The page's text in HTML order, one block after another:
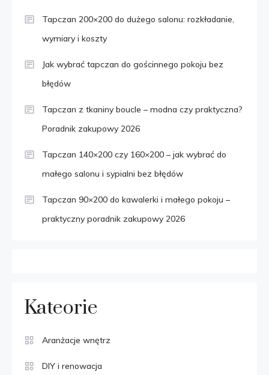
Tapczan 200×200 do dużego salonu: rozkładanie,
wymiary i koszty
Jak wybrać tapczan do gościnnego pokoju bez
błędów
Tapczan z tkaniny boucle – modna czy praktyczna?
Poradnik zakupowy 2026
Tapczan 140×200 czy 160×200 – jak wybrać do
małego salonu i sypialni bez błędów
Tapczan 90×200 do kawalerki i małego pokoju –
praktyczny poradnik zakupowy 2026
Kateorie
Aranżacje wnętrz
DIY i renowacja